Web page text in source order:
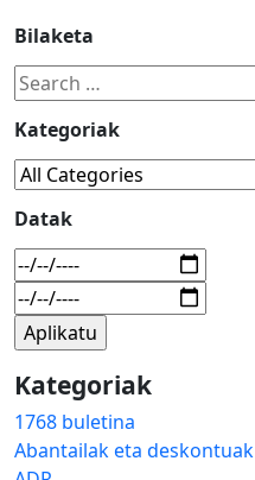
Bilaketa
Kategoriak
Datak
Kategoriak
1768 buletina
Abantailak eta deskontuak